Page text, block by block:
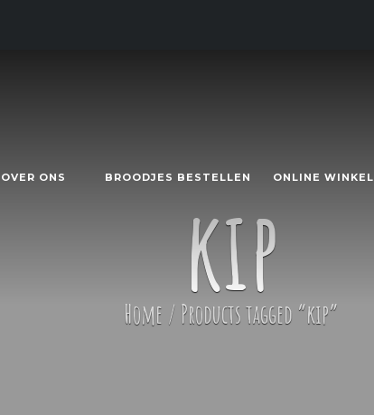
OVER ONS BROODJES BESTELLEN ONLINE WINKEL
kip
Home / Products tagged “kip”